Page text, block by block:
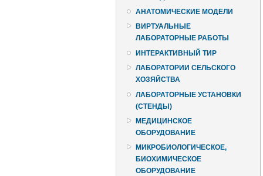
АНАТОМИЧЕСКИЕ МОДЕЛИ
ВИРТУАЛЬНЫЕ
ЛАБОРАТОРНЫЕ РАБОТЫ
ИНТЕРАКТИВНЫЙ ТИР
ЛАБОРАТОРИИ СЕЛЬСКОГО
ХОЗЯЙСТВА
ЛАБОРАТОРНЫЕ УСТАНОВКИ
(СТЕНДЫ)
МЕДИЦИНСКОЕ
ОБОРУДОВАНИЕ
МИКРОБИОЛОГИЧЕСКОЕ,
БИОХИМИЧЕСКОЕ
ОБОРУДОВАНИЕ